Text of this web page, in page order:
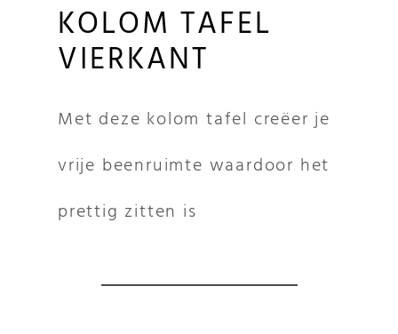
KOLOM TAFEL
VIERKANT
Met deze kolom tafel creëer je
vrije beenruimte waardoor het
prettig zitten is